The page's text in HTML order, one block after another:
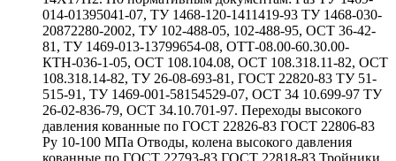
014-01395041-07, ТУ 1468-120-1411419-93 ТУ 1468-030-
20872280-2002, ТУ 102-488-05, 102-488-95, ОСТ 36-42-
81, ТУ 1469-013-13799654-08, ОТТ-08.00-60.30.00-
КТН-036-1-05, ОСТ 108.104.08, ОСТ 108.318.11-82, ОСТ
108.318.14-82, ТУ 26-08-693-81, ГОСТ 22820-83 ТУ 51-
515-91, ТУ 1469-001-58154529-07, ОСТ 34 10.699-97 ТУ
26-02-836-79, ОСТ 34.10.701-97. Переходы высокого
давления кованные по ГОСТ 22826-83 ГОСТ 22806-83
Ру 10-100 МПа Отводы, колена высокого давления
кованные по ГОСТ 22793-83 ГОСТ 22818-83 Тройники,